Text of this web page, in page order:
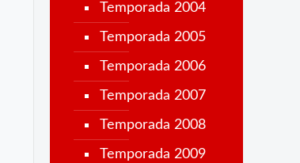
Temporada 2004
Temporada 2005
Temporada 2006
Temporada 2007
Temporada 2008
Temporada 2009